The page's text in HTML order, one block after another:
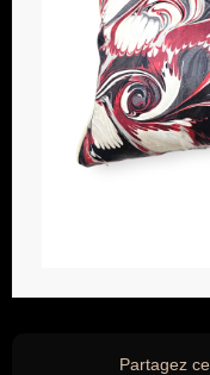
Partagez